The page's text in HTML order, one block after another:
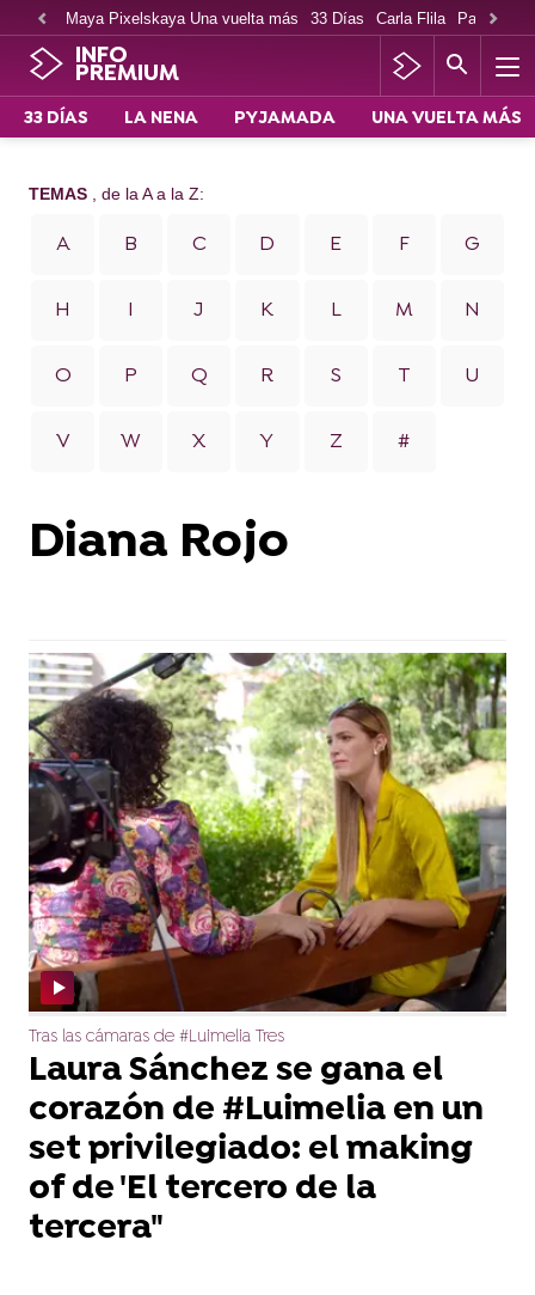
Maya Pixelskaya Una vuelta más 33 Días Carla Flila Paco
INFO
PREMIUM
33 DÍAS LA NENA PYJAMADA UNA VUELTA MÁS
TEMAS , de la A a la Z:
A B C D E F G
H I J K L M N
O P Q R S T U
V W X Y Z #
Diana Rojo
Tras las cámaras de #Luimelia Tres
Laura Sánchez se gana el
corazón de #Luimelia en un
set privilegiado: el making
of de 'El tercero de la
tercera"